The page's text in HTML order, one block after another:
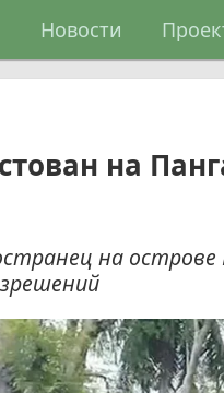
Новости
на
на